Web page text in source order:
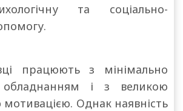
та соціально-
працюють з мінімально
обладнанням і з великою
Однак наявність